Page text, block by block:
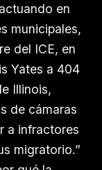
en
municipales,
del ICE, en
Yates a 404
Illinois,
de cámaras
a infractores
migratorio.”